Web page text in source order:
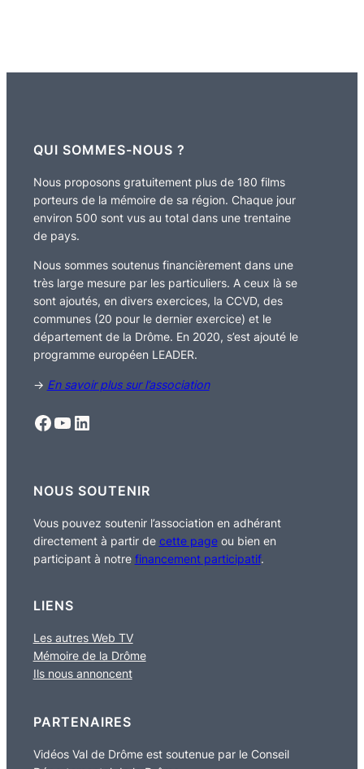
QUI SOMMES-NOUS ?
Nous proposons gratuitement plus de 180 films
porteurs de la mémoire de sa région. Chaque jour
environ 500 sont vus au total dans une trentaine
de pays.
Nous sommes soutenus financièrement dans une
très large mesure par les particuliers. A ceux là se
sont ajoutés, en divers exercices, la CCVD, des
communes (20 pour le dernier exercice) et le
département de la Drôme. En 2020, s’est ajouté le
programme européen LEADER.
→ En savoir plus sur l’association
Facebook YouTube LinkedIn
NOUS SOUTENIR
Vous pouvez soutenir l’association en adhérant
directement à partir de cette pageou bien en
participant à notre financement participatif.
LIENS
Les autres Web TV
Mémoire de la Drôme
Ils nous annoncent
PARTENAIRES
Vidéos Val de Drôme est soutenue par le Conseil